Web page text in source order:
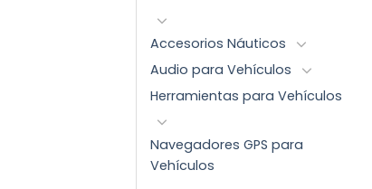
Accesorios Náuticos
Audio para Vehículos
Herramientas para Vehículos
Navegadores GPS para
Vehículos